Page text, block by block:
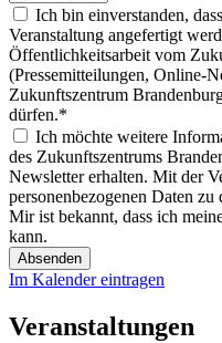
Ich bin einverstanden,
Veranstaltung angefertigt
Öffentlichkeitsarbeit vom
(Pressemitteilungen, Online-
Zukunftszentrum
dürfen.*
Ich möchte weitere
des Zukunftszentrums
Newsletter erhalten. Mit der
personenbezogenen Daten
Mir ist bekannt, dass ich
kann.
Absenden
Im Kalender eintragen
Veranstaltungen